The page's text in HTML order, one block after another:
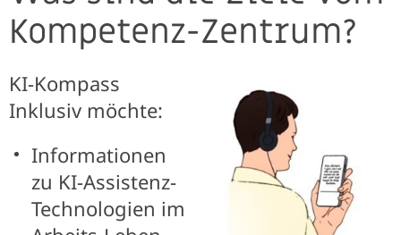
Kompetenz-Zentrum?
KI-Kompass
Inklusiv möchte:
Informationen
zu KI-Assistenz-
Technologien im